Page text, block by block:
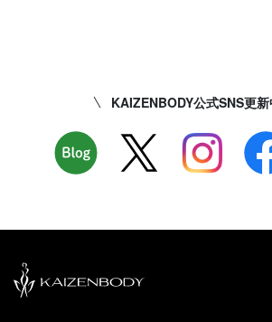
KAIZENBODY公式SNS更新